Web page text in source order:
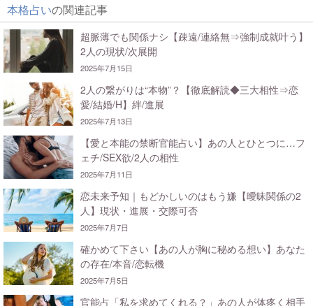
本格占いの関連記事
超脈薄でも関係ナシ【疎遠/連絡無⇒強制成就叶う】
2人の現状/次展開
2025年7月15日
2人の繋がりは“本物”？【徹底解読◆三大相性⇒恋
愛/結婚/H】絆/進展
2025年7月13日
【愛と本能の禁断官能占い】あの人とひとつに…フ
ェチ/SEX欲/2人の相性
2025年7月11日
恋未来予知｜もどかしいのはもう嫌【曖昧関係の2
人】現状・進展・交際可否
2025年7月7日
確かめて下さい【あの人が胸に秘める想い】あなた
の存在/本音/恋転機
2025年7月5日
官能占「私を求めてくれる？」あの人が体疼く相手